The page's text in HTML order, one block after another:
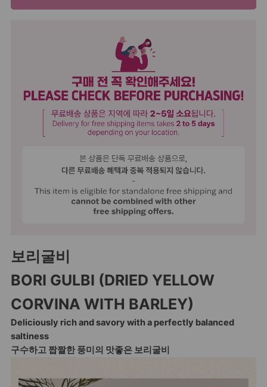
보리굴비
BORI GULBI (DRIED YELLOW
CORVINA WITH BARLEY)
Deliciously rich and savory with a perfectly balanced
saltiness
구수하고 짭짤한 풍미의 맛좋은 보리굴비